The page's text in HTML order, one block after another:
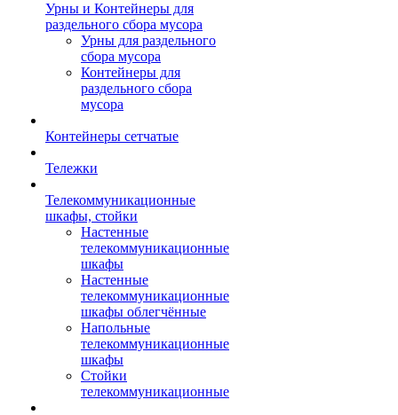
Урны и Контейнеры для
раздельного сбора мусора
Урны для раздельного
сбора мусора
Контейнеры для
раздельного сбора
мусора
Контейнеры сетчатые
Тележки
Телекоммуникационные
шкафы, стойки
Настенные
телекоммуникационные
шкафы
Настенные
телекоммуникационные
шкафы облегчённые
Напольные
телекоммуникационные
шкафы
Стойки
телекоммуникационные